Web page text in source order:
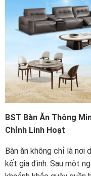
BST Bàn Ăn Thông
Chỉnh Linh Hoạt
Bàn ăn không chỉ là nơi
kết gia đình. Sau một